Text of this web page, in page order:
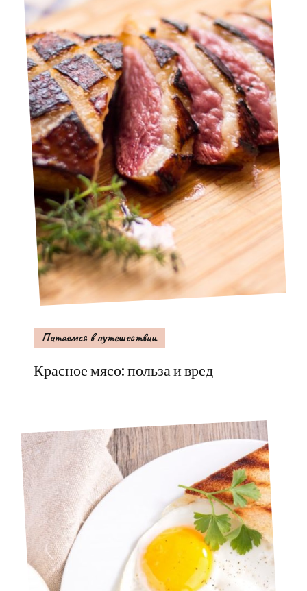
Питаемся в путешествии
Красное мясо: польза и вред